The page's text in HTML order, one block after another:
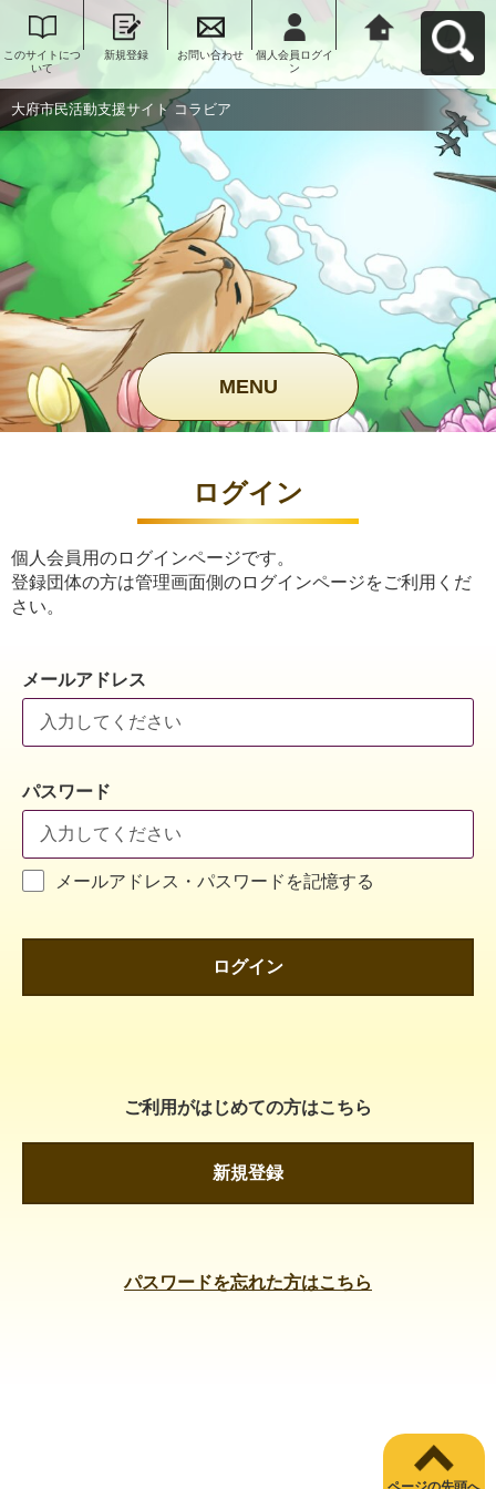
このサイトにつ
いて
新規登録 お問い合わせ
個人会員ログイ
ン
大府市民活動支
援サイト コラビ
アへ戻る
大府市民活動支援サイト コラビア
MENU
ログイン
個人会員用のログインページです。
登録団体の方は管理画面側のログインページをご利用くだ
さい。
メールアドレス
パスワード
メールアドレス・パスワードを記憶する
ログイン
ご利用がはじめての方はこちら
新規登録
パスワードを忘れた方はこちら